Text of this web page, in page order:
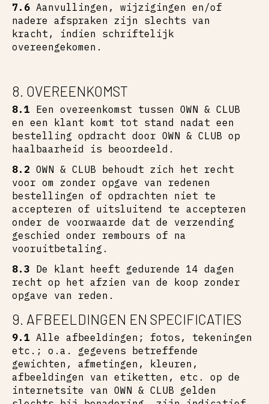
7.6 Aanvullingen, wijzigingen en/of
nadere afspraken zijn slechts van
kracht, indien schriftelijk
overeengekomen.
8. OVEREENKOMST
8.1 Een overeenkomst tussen OWN & CLUB
en een klant komt tot stand nadat een
bestelling opdracht door OWN & CLUB op
haalbaarheid is beoordeeld.
8.2 OWN & CLUB behoudt zich het recht
voor om zonder opgave van redenen
bestellingen of opdrachten niet te
accepteren of uitsluitend te accepteren
onder de voorwaarde dat de verzending
geschied onder rembours of na
vooruitbetaling.
8.3 De klant heeft gedurende 14 dagen
recht op het afzien van de koop zonder
opgave van reden.
9. AFBEELDINGEN EN SPECIFICATIES
9.1 Alle afbeeldingen; fotos, tekeningen
etc.; o.a. gegevens betreffende
gewichten, afmetingen, kleuren,
afbeeldingen van etiketten, etc. op de
internetsite van OWN & CLUB gelden